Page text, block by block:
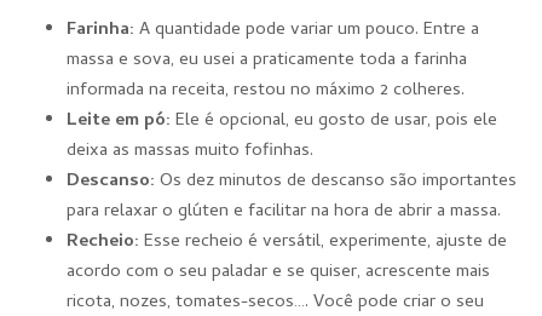
Farinha: A quantidade pode variar um pouco. Entre a
massa e sova, eu usei a praticamente toda a farinha
informada na receita, restou no máximo 2 colheres.
Leite em pó: Ele é opcional, eu gosto de usar, pois ele
deixa as massas muito fofinhas.
Descanso: Os dez minutos de descanso são importantes
para relaxar o glúten e facilitar na hora de abrir a massa.
Recheio: Esse recheio é versátil, experimente, ajuste de
acordo com o seu paladar e se quiser, acrescente mais
ricota, nozes, tomates-secos…. Você pode criar o seu